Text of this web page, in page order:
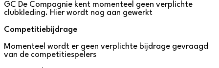
GC De Compagnie kent momenteel geen verplichte
clubkleding. Hier wordt nog aan gewerkt
Competitiebijdrage
Momenteel wordt er geen verplichte bijdrage gevraagd
van de competitiespelers